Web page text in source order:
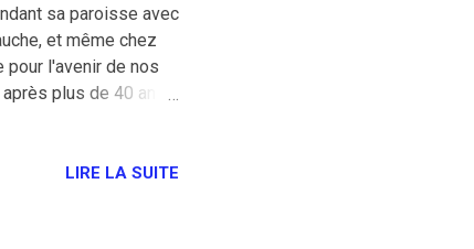
sa paroisse avec
et même chez
pour l'avenir de nos
plus de 40 ans
vraiment pénible.
LIRE LA SUITE